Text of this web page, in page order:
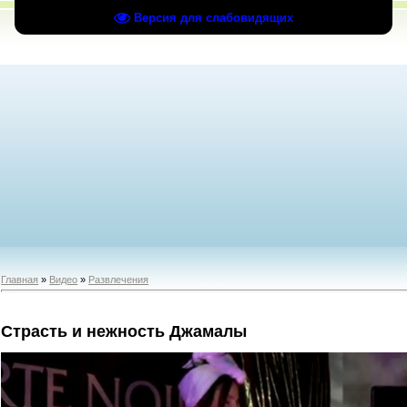
Версия для слабовидящих
Главная » Видео » Развлечения
Страсть и нежность Джамалы